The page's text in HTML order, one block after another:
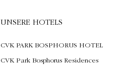
UNSERE HOTELS
CVK PARK BOSPHORUS HOTEL
CVK Park Bosphorus Residences